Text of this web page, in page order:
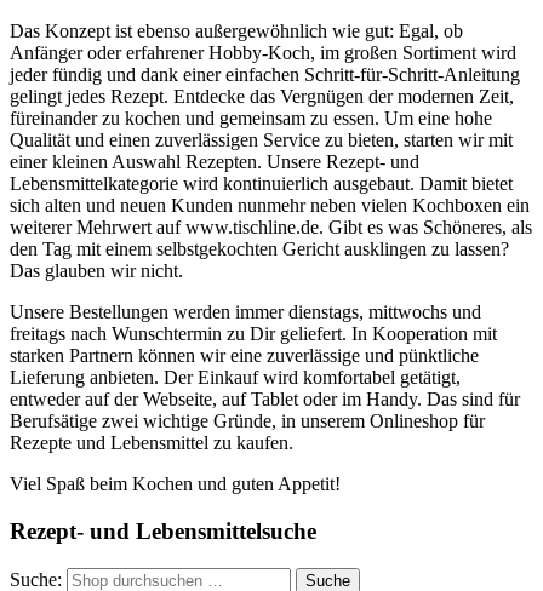
Das Konzept ist ebenso außergewöhnlich wie gut: Egal, ob
Anfänger oder erfahrener Hobby-Koch, im großen Sortiment wird
jeder fündig und dank einer einfachen Schritt-für-Schritt-Anleitung
gelingt jedes Rezept. Entdecke das Vergnügen der modernen Zeit,
füreinander zu kochen und gemeinsam zu essen. Um eine hohe
Qualität und einen zuverlässigen Service zu bieten, starten wir mit
einer kleinen Auswahl Rezepten. Unsere Rezept- und
Lebensmittelkategorie wird kontinuierlich ausgebaut. Damit bietet
sich alten und neuen Kunden nunmehr neben vielen Kochboxen ein
weiterer Mehrwert auf www.tischline.de. Gibt es was Schöneres, als
den Tag mit einem selbstgekochten Gericht ausklingen zu lassen?
Das glauben wir nicht.
Unsere Bestellungen werden immer dienstags, mittwochs und
freitags nach Wunschtermin zu Dir geliefert. In Kooperation mit
starken Partnern können wir eine zuverlässige und pünktliche
Lieferung anbieten. Der Einkauf wird komfortabel getätigt,
entweder auf der Webseite, auf Tablet oder im Handy. Das sind für
Berufsätige zwei wichtige Gründe, in unserem Onlineshop für
Rezepte und Lebensmittel zu kaufen.
Viel Spaß beim Kochen und guten Appetit!
Rezept- und Lebensmittelsuche
Suche: Suche